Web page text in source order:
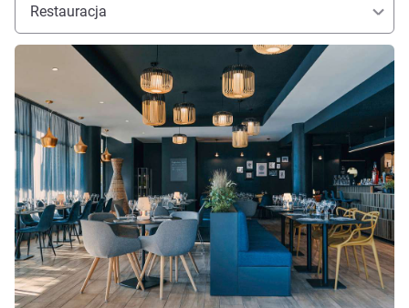
Restauracja
Pokaż szczegóły